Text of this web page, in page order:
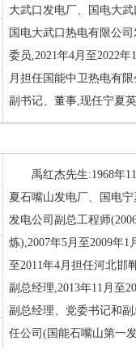
大武口发电厂、国电大
国电大武口热电有限公
委员,2021年4月至2022
月担任国能中卫热电有
副书记、董事,现任宁夏
禹红杰先生:1968年
夏石嘴山发电厂、国电
发电公司副总工程师
炼),2007年5月至2009年
至2011年4月担任河北邯
副总经理,2013年11月至
副总经理、党委书记和
任公司(国能石嘴山第一